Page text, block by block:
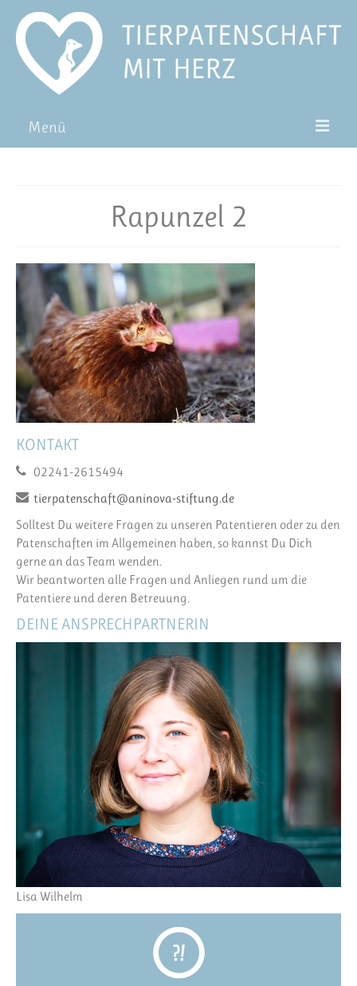
Menü
Patenschaft verschenken
Blog
FAQ
Rapunzel 2
KONTAKT
02241-2615494
tierpatenschaft@aninova-stiftung.de
Solltest Du weitere Fragen zu unseren Patentieren oder zu den
Patenschaften im Allgemeinen haben, so kannst Du Dich
gerne an das Team wenden.
Wir beantworten alle Fragen und Anliegen rund um die
Patentiere und deren Betreuung.
DEINE ANSPRECHPARTNERIN
Lisa Wilhelm